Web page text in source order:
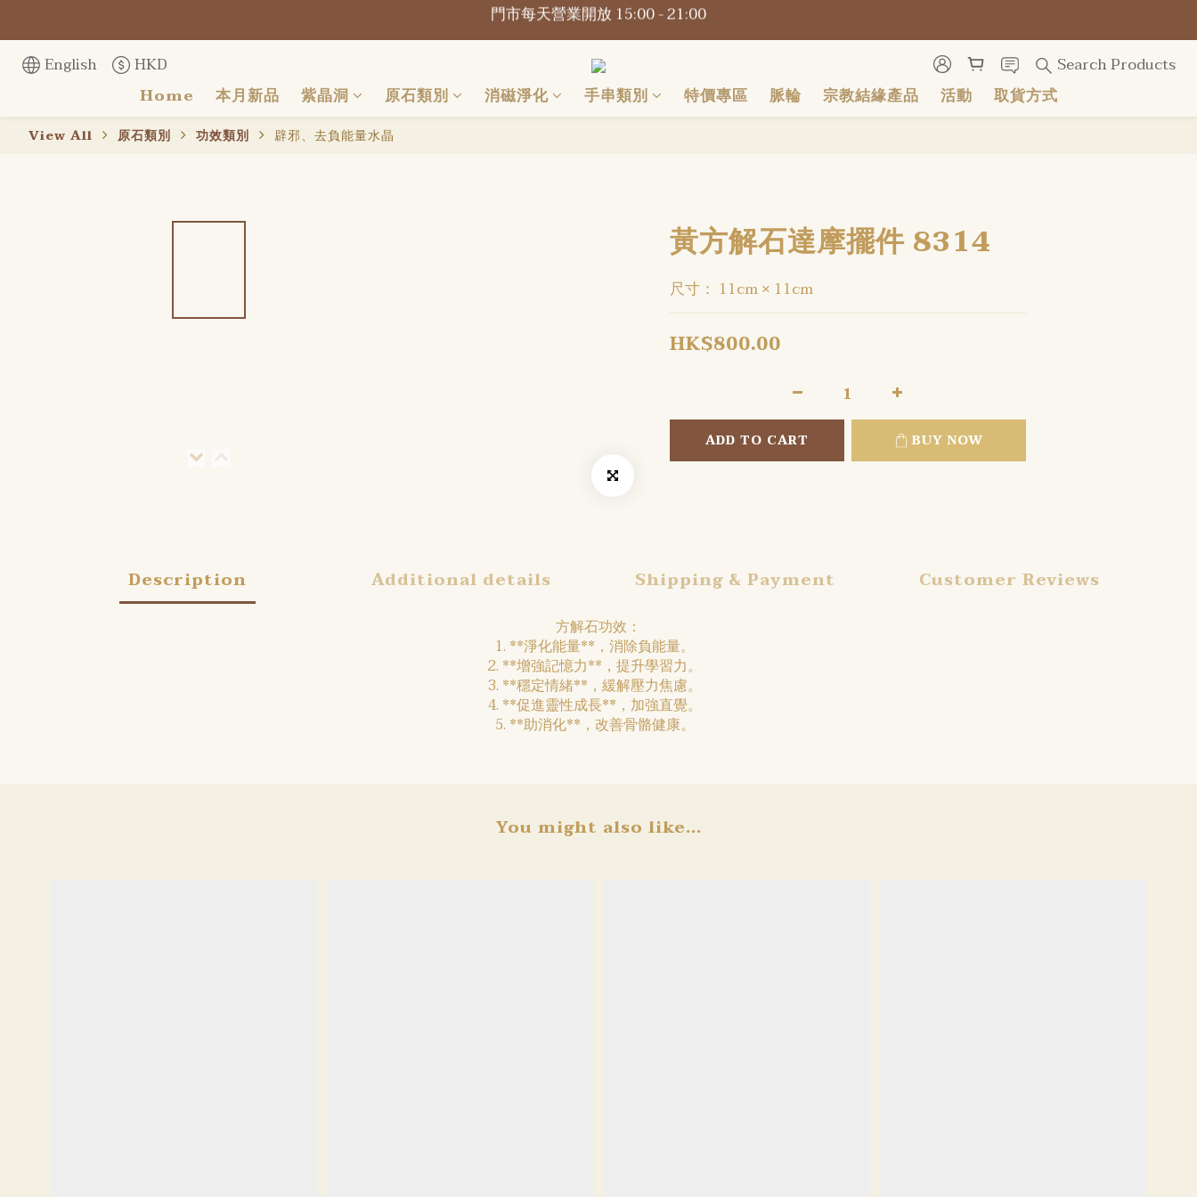
📍觀塘巧明街116-118號萬年工業大廈1樓O2Omall B1-B2號
📍觀塘巧明街116-118號萬年工業大廈1樓O2Omall B1-B2號
English
HKD
Search Products
Home
本月新品 紫晶洞 原石類別 消磁淨化 手串類別 特價專區 脈輪 宗教結緣產品 活動 取貨方式
View All 原石類別 功效類別 辟邪、去負能量水晶
黃方解石達摩擺件 8314
尺寸： 11cm × 11cm
HK$800.00
ADD TO CART BUY NOW
Description Additional details Shipping & Payment Customer Reviews
方解石功效：
1. **淨化能量**，消除負能量。
2. **增強記憶力**，提升學習力。
3. **穩定情緒**，緩解壓力焦慮。
4. **促進靈性成長**，加強直覺。
5. **助消化**，改善骨骼健康。
You might also like...